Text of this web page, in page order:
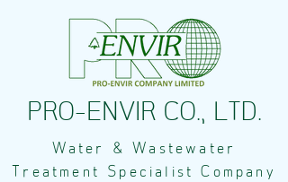
PRO-ENVIR CO., LTD.
Water & Wastewater
Treatment Specialist Company